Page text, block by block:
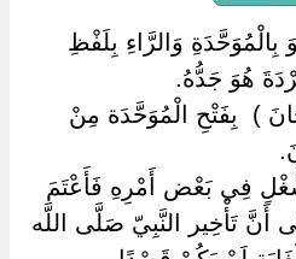
وَالرَّاءِ بِلَفْظِ
هُوَ جَدُّهُ.
) ‏ ‏بِفَتْحِ الْمُوَحَّدَة مِنْ
فِي بَعْض أَمْرِهِ فَأَعْتَمَ
أَنَّ تَأْخِير النَّبِيّ صَلَّى اللَّه